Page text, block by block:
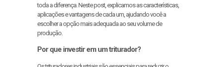
toda a diferença. Neste post, explicamos as características,
aplicações e vantagens de cada um, ajudando você a
escolher a opção mais adequada ao seu volume de
produção.
Por que investir em um triturador?